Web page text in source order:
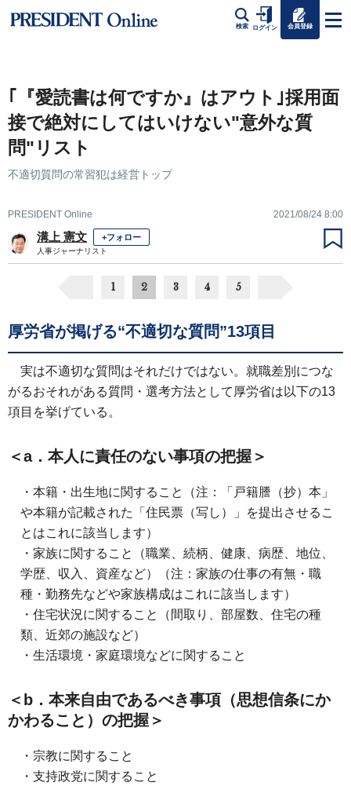
検索 ログイン 会員登録
｢『愛読書は何ですか』はアウト｣採用面
接で絶対にしてはいけない"意外な質
問"リスト
不適切質問の常習犯は経営トップ
PRESIDENT Online 2021/08/24 8:00
溝上 憲文 +フォロー
人事ジャーナリスト
1 2 3 4 5
厚労省が掲げる“不適切な質問”13項目
実は不適切な質問はそれだけではない。就職差別につな
がるおそれがある質問・選考方法として厚労省は以下の13
項目を挙げている。
＜a．本人に責任のない事項の把握＞
・本籍・出生地に関すること（注：「戸籍謄（抄）本」
や本籍が記載された「住民票（写し）」を提出させるこ
とはこれに該当します）
・家族に関すること（職業、続柄、健康、病歴、地位、
学歴、収入、資産など）（注：家族の仕事の有無・職
種・勤務先などや家族構成はこれに該当します）
・住宅状況に関すること（間取り、部屋数、住宅の種
類、近郊の施設など）
・生活環境・家庭環境などに関すること
＜b．本来自由であるべき事項（思想信条にか
かわること）の把握＞
・宗教に関すること
・支持政党に関すること